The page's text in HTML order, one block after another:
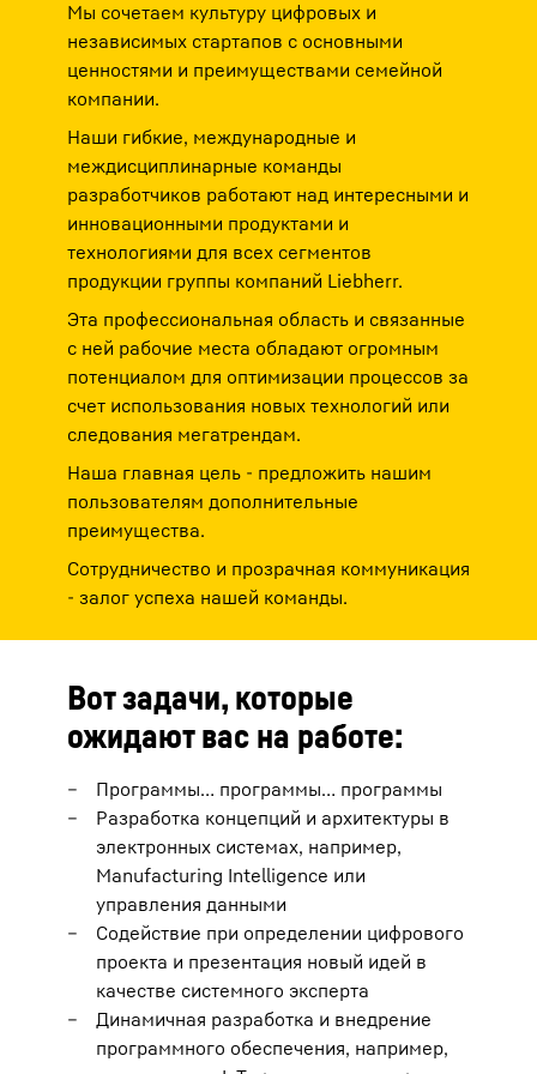
Примечание: Пересылка данных в США, связанная с передачей
данных в Google, производится на основании решения Европейской
комиссии об адекватности от 10 июля 2023 г. (Соглашение ЕС-США о
конфиденциальности данных).
Мы сочетаем культуру цифровых и
независимых стартапов с основными
ценностями и преимуществами семейной
компании.
Наши гибкие, международные и
междисциплинарные команды
разработчиков работают над интересными и
инновационными продуктами и
технологиями для всех сегментов
продукции группы компаний Liebherr.
Эта профессиональная область и связанные
с ней рабочие места обладают огромным
потенциалом для оптимизации процессов за
счет использования новых технологий или
следования мегатрендам.
Наша главная цель - предложить нашим
пользователям дополнительные
преимущества.
Сотрудничество и прозрачная коммуникация
- залог успеха нашей команды.
Вот задачи, которые
ожидают вас на работе:
Программы… программы… программы
Разработка концепций и архитектуры в
электронных системах, например,
Manufacturing Intelligence или
управления данными
Содействие при определении цифрового
проекта и презентация новый идей в
качестве системного эксперта
Динамичная разработка и внедрение
программного обеспечения, например,